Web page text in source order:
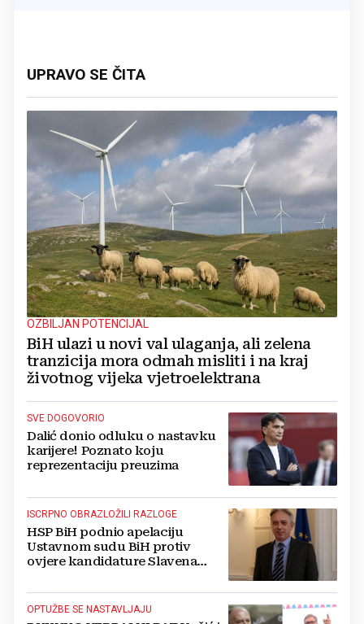
UPRAVO SE ČITA
OZBILJAN POTENCIJAL
BiH ulazi u novi val ulaganja, ali zelena
tranzicija mora odmah misliti i na kraj
životnog vijeka vjetroelektrana
SVE DOGOVORIO
Dalić donio odluku o nastavku
karijere! Poznato koju
reprezentaciju preuzima
ISCRPNO OBRAZLOŽILI RAZLOGE
HSP BiH podnio apelaciju
Ustavnom sudu BiH protiv
ovjere kandidature Slavena
OPTUŽBE SE NASTAVLJAJU